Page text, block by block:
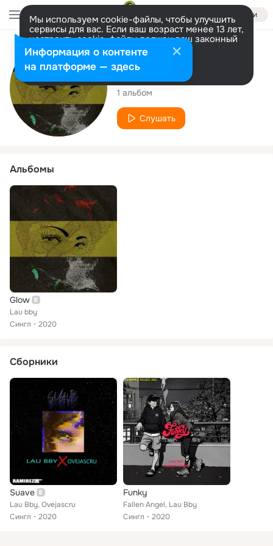
Войти
Мы используем cookie-файлы, чтобы улучшить
сервисы для вас. Если ваш возраст менее 13 лет,
настроить cookie-файлы должен ваш законный
представитель. Больше информации
Разрешить все Настроить
Исполнитель
Lau bby
1 альбом
Слушать
Альбомы
Glow
Lau bby
Сингл
2020
Сборники
Suave
Lau Bby, Ovejascru
Сингл
2020
Funky
Fallen Angel, Lau Bby
Сингл
2020
Информация о контенте
на платформе — здесь